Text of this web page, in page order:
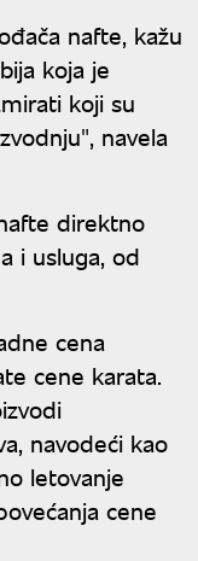
nafte, kažu
koja je
koji su
navela
direktno
i usluga, od
cena
cene karata.
navodeći kao
letovanje
cene